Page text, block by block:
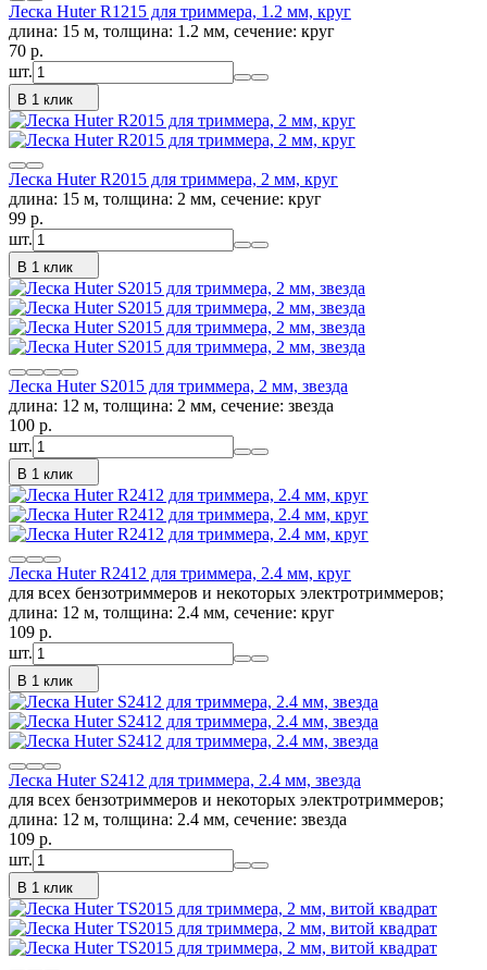
Леска Huter R1215 для триммера, 1.2 мм, круг
длина: 15 м, толщина: 1.2 мм, сечение: круг
70 p.
шт.
В 1 клик
Леска Huter R2015 для триммера, 2 мм, круг
длина: 15 м, толщина: 2 мм, сечение: круг
99 p.
шт.
В 1 клик
Леска Huter S2015 для триммера, 2 мм, звезда
длина: 12 м, толщина: 2 мм, сечение: звезда
100 p.
шт.
В 1 клик
Леска Huter R2412 для триммера, 2.4 мм, круг
для всех бензотриммеров и некоторых электротриммеров;
длина: 12 м, толщина: 2.4 мм, сечение: круг
109 p.
шт.
В 1 клик
Леска Huter S2412 для триммера, 2.4 мм, звезда
для всех бензотриммеров и некоторых электротриммеров;
длина: 12 м, толщина: 2.4 мм, сечение: звезда
109 p.
шт.
В 1 клик